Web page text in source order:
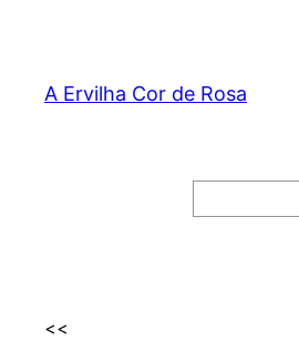
content
A Ervilha Cor de Rosa
<<